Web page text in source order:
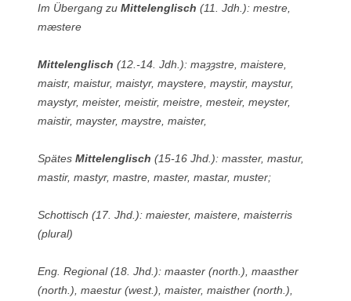
Im Übergang zu Mittelenglisch (11. Jdh.): mestre,
mæstere
Mittelenglisch (12.-14. Jdh.): maȝȝstre, maistere,
maistr, maistur, maistyr, maystere, maystir, maystur,
maystyr, meister, meistir, meistre, mesteir, meyster,
maistir, mayster, maystre, maister,
Spätes Mittelenglisch (15-16 Jhd.): masster, mastur,
mastir, mastyr, mastre, master, mastar, muster;
Schottisch (17. Jhd.): maiester, maistere, maisterris
(plural)
Eng. Regional (18. Jhd.): maaster (north.), maasther
(north.), maestur (west.), maister, maisther (north.),